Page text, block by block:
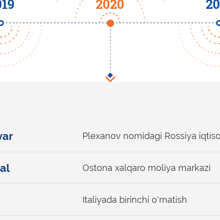
2020
Plexanov nomidagi Rossiya
Ostona xalqaro moliya markazi
Italiyada birinchi o'rnatish